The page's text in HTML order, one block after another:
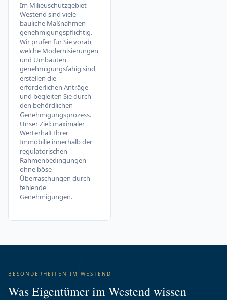
Im Milieuschutzgebiet
Westend sind viele
bauliche Maßnahmen
genehmigungspflichtig.
Wir prüfen für Sie vorab,
welche Modernisierungen
und Umbauten
genehmigungsfähig sind,
erstellen die
erforderlichen Anträge
und begleiten Sie durch
den behördlichen
Genehmigungsprozess.
Unser Ziel: maximaler
Werterhalt Ihrer
Immobilie innerhalb der
regulatorischen
Rahmenbedingungen —
ohne böse
Überraschungen durch
fehlende
Genehmigungen.
BESONDERHEITEN IM WESTEND
Was Eigentümer im Westend wissen